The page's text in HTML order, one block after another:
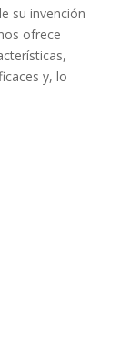
su invención
ofrece
y, lo